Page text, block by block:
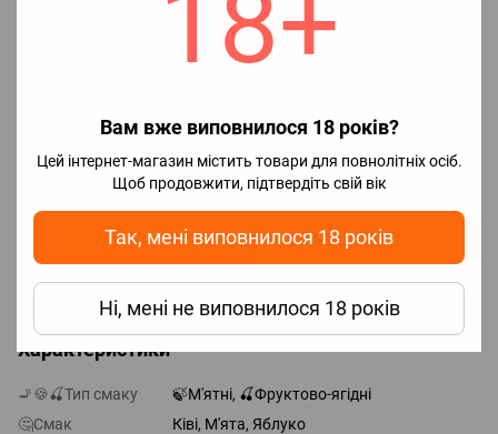
18+
Вам вже виповнилося 18 років?
Цей інтернет-магазин містить товари для повнолітніх осіб.
Щоб продовжити, підтвердіть свій вік
Так, мені виповнилося 18 років
Ні, мені не виповнилося 18 років
1. У флакон ароматизатором залити нікобустер, після
2. Насолоджуватися смаком рідини.
Для досягнення максимального смаку необхідно почекати 2-5
днів, але парити можна відразу.
Характеристики готової рідини:
Об'єм: 15 мл;
Характеристики
🚬🍪🍒Тип смаку
🍃М'ятні, 🍒Фруктово-ягідні
🤔Смак
Ківі, М'ята, Яблуко